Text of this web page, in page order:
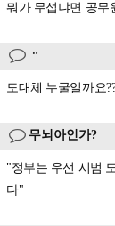
뭐가 무섭냐면 공무
ᆢ
도대체 누굴일까요
무뇌아인가?
"정부는 우선 시범
다"